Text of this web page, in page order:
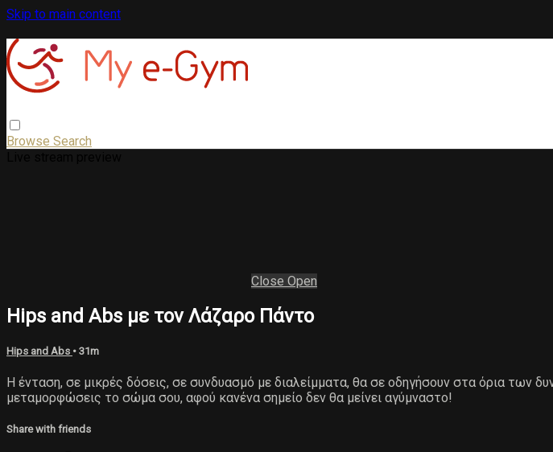
Skip to main content
Browse Search
Close Open
Hips and Abs με τον Λάζαρο Πάντο
Hips and Abs • 31m
Η ένταση, σε μικρές δόσεις, σε συνδυασμό με διαλείμματα, θα σε οδηγήσουν στα όρια των
μεταμορφώσεις το σώμα σου, αφού κανένα σημείο δεν θα μείνει αγύμναστο!
Share with friends